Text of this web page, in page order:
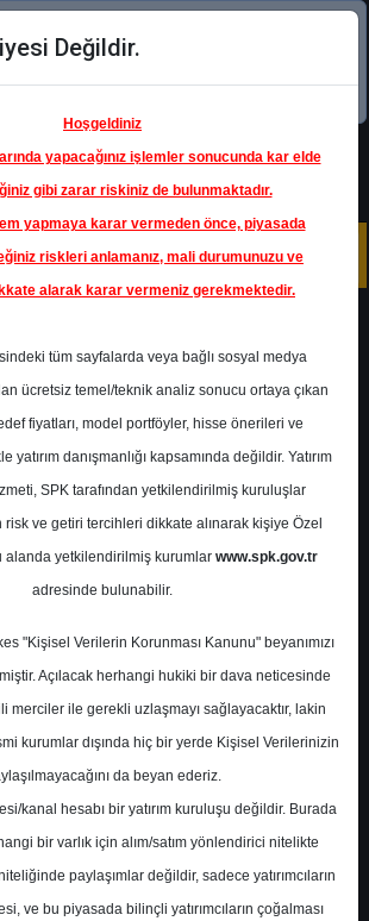
uygulamayı indirin!
THYAO- TÜRK HAVA YOLLARI
A.O.
Fiyat 498.50 ₺
%0.00
0 0
Değildir.
Hoşgeldiniz
yapacağınız işlemler sonucunda kar elde
gibi zarar riskiniz de bulunmaktadır.
yapmaya karar vermeden önce, piyasada
riskleri anlamanız, mali durumunuzu ve
dikkate alarak karar vermeniz gerekmektedir.
tüm sayfalarda veya bağlı sosyal medya
ücretsiz temel/teknik analiz sonucu ortaya çıkan
fiyatları, model portföyler, hisse önerileri ve
yatırım danışmanlığı kapsamında değildir. Yatırım
SPK tarafından yetkilendirilmiş kuruluşlar
risk ve getiri tercihleri dikkate alınarak kişiye Özel
alanda yetkilendirilmiş kurumlar www.spk.gov.tr
adresinde bulunabilir.
"Kişisel Verilerin Korunması Kanunu" beyanımızı
Açılacak herhangi hukiki bir dava neticesinde
merciler ile gerekli uzlaşmayı sağlayacaktır, lakin
kurumlar dışında hiç bir yerde Kişisel Verilerinizin
da beyan ederiz.
kanal hesabı bir yatırım kuruluşu değildir. Burada
bir varlık için alım/satım yönlendirici nitelikte
paylaşımlar değildir, sadece yatırımcıların
ve bu piyasada bilinçli yatırımcıların çoğalması